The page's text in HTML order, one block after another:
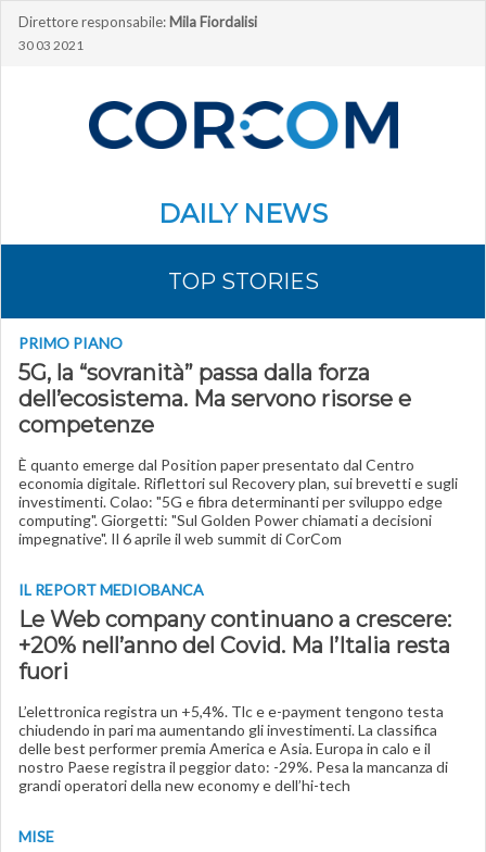
Direttore responsabile: Mila Fiordalisi
30 03 2021
DAILY NEWS
TOP STORIES
PRIMO PIANO
5G, la “sovranità” passa dalla forza
dell’ecosistema. Ma servono risorse e
competenze
È quanto emerge dal Position paper presentato dal Centro
economia digitale. Riflettori sul Recovery plan, sui brevetti e sugli
investimenti. Colao: "5G e fibra determinanti per sviluppo edge
computing". Giorgetti: "Sul Golden Power chiamati a decisioni
impegnative". Il 6 aprile il web summit di CorCom
IL REPORT MEDIOBANCA
Le Web company continuano a crescere:
+20% nell’anno del Covid. Ma l’Italia resta
fuori
L’elettronica registra un +5,4%. Tlc e e-payment tengono testa
chiudendo in pari ma aumentando gli investimenti. La classifica
delle best performer premia America e Asia. Europa in calo e il
nostro Paese registra il peggior dato: -29%. Pesa la mancanza di
grandi operatori della new economy e dell’hi-tech
MISE